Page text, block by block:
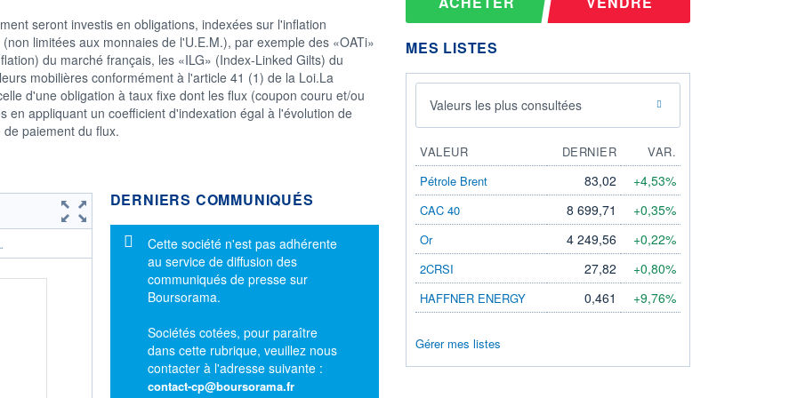
seront investis en obligations, indexées sur l'inflation
limitées aux monnaies de l'U.E.M.), par exemple des «OATi»
du marché français, les «ILG» (Index-Linked Gilts) du
mobilières conformément à l'article 41 (1) de la Loi.La
d'une obligation à taux fixe dont les flux (coupon couru et/ou
en appliquant un coefficient d'indexation égal à l'évolution de
paiement du flux.
DERNIERS COMMUNIQUÉS
Message d'information
Cette société n'est pas adhérente
au service de diffusion des
communiqués de presse sur
Boursorama.
Sociétés cotées, pour paraître
dans cette rubrique, veuillez nous
contacter à l'adresse suivante :
contact-cp@boursorama.fr
MES LISTES
Valeurs les plus consultées
VALEUR DERNIER
VAR.
Pétrole Brent
83,02 +4,53%
CAC 40 8 699,71 +0,35%
Or 4 249,56 +0,22%
2CRSI 27,82 +0,80%
HAFFNER ENERGY 0,461 +9,76%
Gérer mes listes